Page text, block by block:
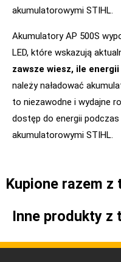
akumulatorowymi STIHL.
Akumulatory AP 500S
LED, które wskazują
zawsze wiesz, ile
należy naładować
to niezawodne i wydajne
dostęp do energii
akumulatorowymi STIHL.
Kupione razem
Inne produkty z